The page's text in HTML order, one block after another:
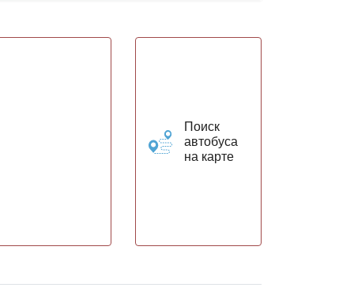
Поиск
автобуса
на карте